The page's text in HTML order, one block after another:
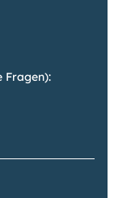
Fragen):